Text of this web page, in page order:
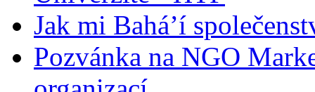
Jak mi Bahá’í
Pozvánka na NGO